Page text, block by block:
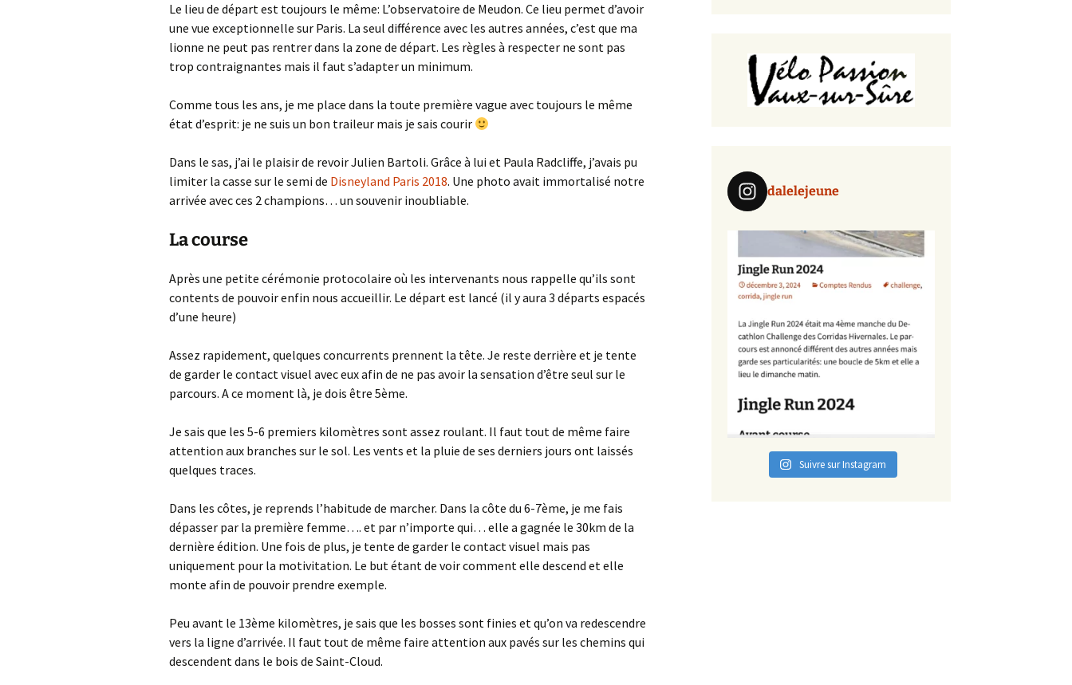
Le lieu de départ est toujours le même: L’observatoire de Meudon. Ce lieu permet d’avoir
une vue exceptionnelle sur Paris. La seul différence avec les autres années, c’est que ma
lionne ne peut pas rentrer dans la zone de départ. Les règles à respecter ne sont pas
trop contraignantes mais il faut s’adapter un minimum.
Comme tous les ans, je me place dans la toute première vague avec toujours le même
état d’esprit: je ne suis un bon traileur mais je sais courir
Dans le sas, j’ai le plaisir de revoir Julien Bartoli. Grâce à lui et Paula Radcliffe, j’avais pu
limiter la casse sur le semi de Disneyland Paris 2018. Une photo avait immortalisé notre
arrivée avec ces 2 champions… un souvenir inoubliable.
La course
Après une petite cérémonie protocolaire où les intervenants nous rappelle qu’ils sont
contents de pouvoir enfin nous accueillir. Le départ est lancé (il y aura 3 départs espacés
d’une heure)
Assez rapidement, quelques concurrents prennent la tête. Je reste derrière et je tente
de garder le contact visuel avec eux afin de ne pas avoir la sensation d’être seul sur le
parcours. A ce moment là, je dois être 5ème.
Je sais que les 5-6 premiers kilomètres sont assez roulant. Il faut tout de même faire
attention aux branches sur le sol. Les vents et la pluie de ses derniers jours ont laissés
quelques traces.
Dans les côtes, je reprends l’habitude de marcher. Dans la côte du 6-7ème, je me fais
dépasser par la première femme…. et par n’importe qui… elle a gagnée le 30km de la
dernière édition. Une fois de plus, je tente de garder le contact visuel mais pas
uniquement pour la motivitation. Le but étant de voir comment elle descend et elle
monte afin de pouvoir prendre exemple.
Peu avant le 13ème kilomètres, je sais que les bosses sont finies et qu’on va redescendre
vers la ligne d’arrivée. Il faut tout de même faire attention aux pavés sur les chemins qui
descendent dans le bois de Saint-Cloud.
dalelejeune
Suivre sur Instagram